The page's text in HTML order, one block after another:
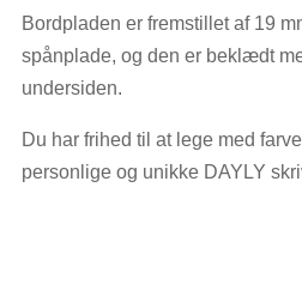
Bordpladen er fremstillet af 19
spånplade, og den er beklædt
undersiden.
Du har frihed til at lege med
personlige og unikke DAYLY